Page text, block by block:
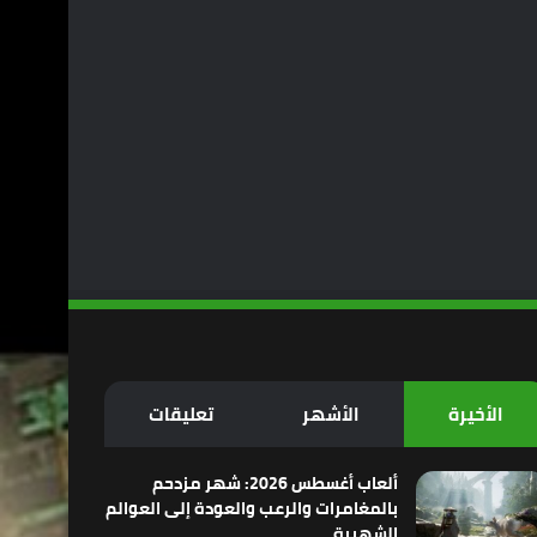
الأخيرة الأشهر تعليقات
ألعاب أغسطس 2026: شهر مزدحم
بالمغامرات والرعب والعودة إلى العوالم